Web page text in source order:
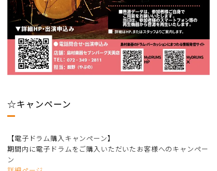
☆キャンペーン
【電子ドラム購入キャンペーン】
期間内に電子ドラムをご購入いただいたお客様へのキャンペー
ン